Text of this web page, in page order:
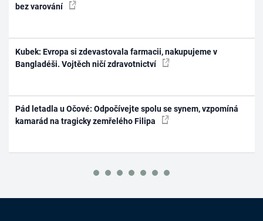
bez varování
Kubek: Evropa si zdevastovala farmacii, nakupujeme v
Bangladéši. Vojtěch ničí zdravotnictví
Pád letadla u Očové: Odpočívejte spolu se synem, vzpomíná
kamarád na tragicky zemřelého Filipa